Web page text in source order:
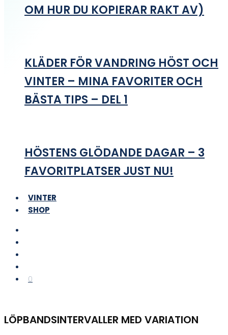
OM HUR DU KOPIERAR RAKT AV)
KLÄDER FÖR VANDRING HÖST OCH
VINTER – MINA FAVORITER OCH
BÄSTA TIPS – DEL 1
HÖSTENS GLÖDANDE DAGAR – 3
FAVORITPLATSER JUST NU!
VINTER
SHOP
0
LÖPBANDSINTERVALLER MED VARIATION